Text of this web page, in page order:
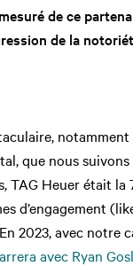
de ce
de la
que nous
TAG Heuer était la
d’engagement
avec Ryan